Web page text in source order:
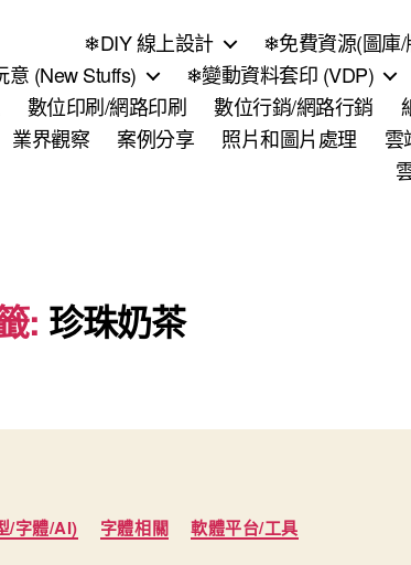
❄DIY 線上設計
❄免費資源(圖庫/
(New Stuffs)
❄變動資料套印 (VDP)
數位印刷/網路印刷 數位行銷/網路行銷
業界觀察 案例分享 照片和圖片處理
雲
: 珍珠奶茶
分
類
/字體/AI) 字體相關 軟體平台/工具